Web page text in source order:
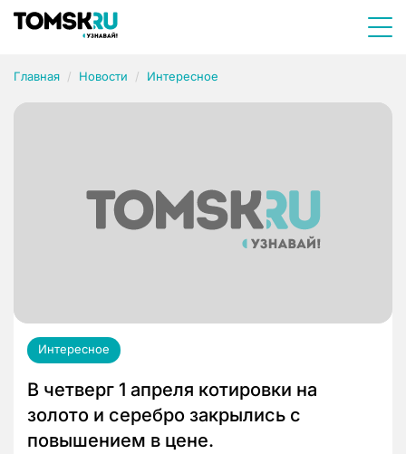
Главная Новости Интересное
Интересное
В четверг 1 апреля котировки на
золото и серебро закрылись с
повышением в цене.